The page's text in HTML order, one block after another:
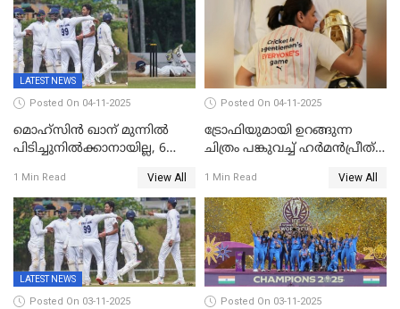
LATEST NEWS
Posted On 04-11-2025
മൊഹ്സിൻ ഖാന് മുന്നിൽ
പിടിച്ചുനിൽക്കാനായില്ല, 6
കേരളത്തിന് ഇന്നിംഗ്സ്
തോല്‍വി
1 Min Read View All
Posted On 04-11-2025
ട്രോഫിയുമായി ഉറങ്ങുന്ന
ചിത്രം പങ്കുവച്ച് ഹര്‍മന്‍പ്രീത്
1 Min Read View All
LATEST NEWS
Posted On 03-11-2025 Posted On 03-11-2025